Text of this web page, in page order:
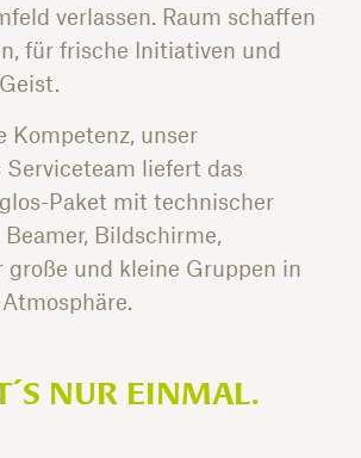
verlassen. Raum schaffen
für frische Initiativen und
Kompetenz, unser
liefert das
Paket mit technischer
Bildschirme,
große und kleine Gruppen in
NUR EINMAL.